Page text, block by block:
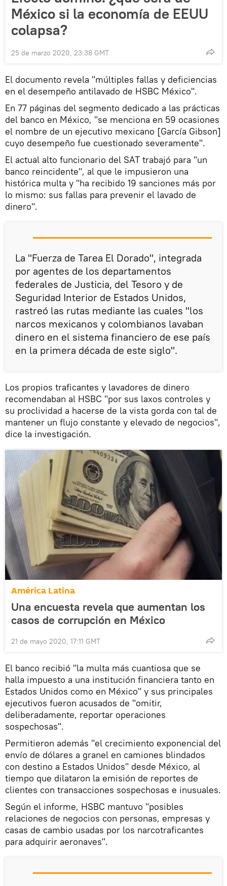
México si la economía de EEUU
colapsa?
25 de marzo 2020, 23:38 GMT
El documento revela "múltiples fallas y deficiencias
en el desempeño antilavado de HSBC México".
En 77 páginas del segmento dedicado a las prácticas
del banco en México, "se menciona en 59 ocasiones
el nombre de un ejecutivo mexicano [García Gibson]
cuyo desempeño fue cuestionado severamente".
El actual alto funcionario del SAT trabajó para "un
banco reincidente", al que le impusieron una
histórica multa y "ha recibido 19 sanciones más por
lo mismo: sus fallas para prevenir el lavado de
dinero".
La "Fuerza de Tarea El Dorado", integrada
por agentes de los departamentos
federales de Justicia, del Tesoro y de
Seguridad Interior de Estados Unidos,
rastreó las rutas mediante las cuales "los
narcos mexicanos y colombianos lavaban
dinero en el sistema financiero de ese país
en la primera década de este siglo".
Los propios traficantes y lavadores de dinero
recomendaban al HSBC "por sus laxos controles y
su proclividad a hacerse de la vista gorda con tal de
mantener un flujo constante y elevado de negocios",
dice la investigación.
América Latina
Una encuesta revela que aumentan los
casos de corrupción en México
21 de mayo 2020, 17:11 GMT
El banco recibió "la multa más cuantiosa que se
halla impuesto a una institución financiera tanto en
Estados Unidos como en México" y sus principales
ejecutivos fueron acusados de "omitir,
deliberadamente, reportar operaciones
sospechosas".
Permitieron además "el crecimiento exponencial del
envío de dólares a granel en camiones blindados
con destino a Estados Unidos" desde México, al
tiempo que dilataron la emisión de reportes de
clientes con transacciones sospechosas e inusuales.
Según el informe, HSBC mantuvo "posibles
relaciones de negocios con personas, empresas y
casas de cambio usadas por los narcotraficantes
para adquirir aeronaves".